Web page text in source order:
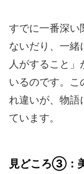
すでに一番深い
ないだり、一緒
人がすること
いるのです。こ
れ違いが、物語
ています。
見どころ③：